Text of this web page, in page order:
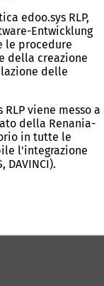
edoo.sys RLP,
Entwicklung
le procedure
della creazione
delle
viene messo a
della Renania-
in tutte le
l'integrazione